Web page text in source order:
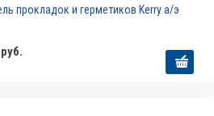
прокладок и герметиков Kerry а/э